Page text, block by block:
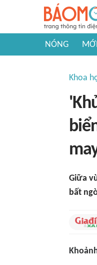
NÓNG MỚI
Khoa
Giữa
bất